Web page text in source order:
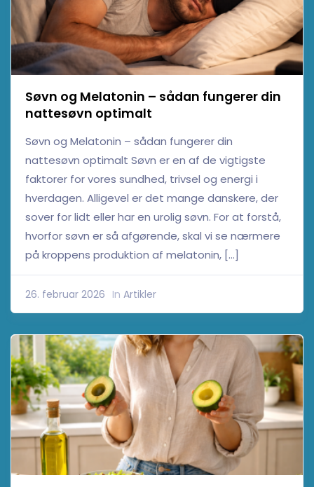
Søvn og Melatonin – sådan fungerer din
nattesøvn optimalt
Søvn og Melatonin – sådan fungerer din
nattesøvn optimalt Søvn er en af de vigtigste
faktorer for vores sundhed, trivsel og energi i
hverdagen. Alligevel er det mange danskere, der
sover for lidt eller har en urolig søvn. For at forstå,
hvorfor søvn er så afgørende, skal vi se nærmere
på kroppens produktion af melatonin, […]
26. februar 2026 In Artikler